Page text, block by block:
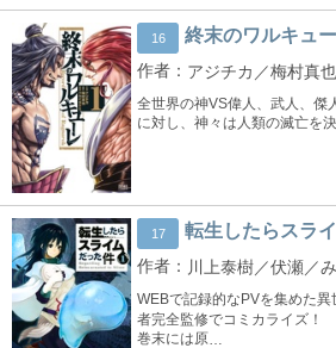
16 終末のワルキュ
アジチカ／梅村真
全世界の神VS偉人、武人、傑
に対し、神々は人類の滅亡を
17 転生したらスラ
川上泰樹／伏瀬／
WEBで記録的なPVを集めた
者完全監修でコミカライズ！
巻末には原